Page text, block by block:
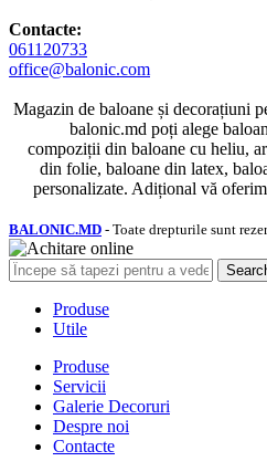
Contacte:
061120733
office@balonic.com
Magazin de baloane și decorațiuni
balonic.md poți alege
compoziții din baloane cu heliu,
din folie, baloane din latex,
personalizate. Adițional vă
BALONIC.MD - Toate drepturile sunt
Produse
Utile
Produse
Servicii
Galerie Decoruri
Despre noi
Contacte